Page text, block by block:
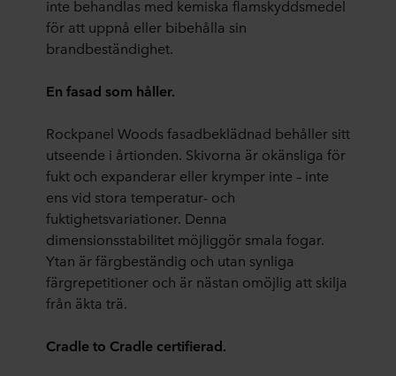
inte behandlas med kemiska flamskyddsmedel
för att uppnå eller bibehålla sin
brandbeständighet.
En fasad som håller.
Rockpanel Woods fasadbeklädnad behåller sitt
utseende i årtionden. Skivorna är okänsliga för
fukt och expanderar eller krymper inte – inte
ens vid stora temperatur- och
fuktighetsvariationer. Denna
dimensionsstabilitet möjliggör smala fogar.
Ytan är färgbeständig och utan synliga
färgrepetitioner och är nästan omöjlig att skilja
från äkta trä.
Cradle to Cradle certifierad.